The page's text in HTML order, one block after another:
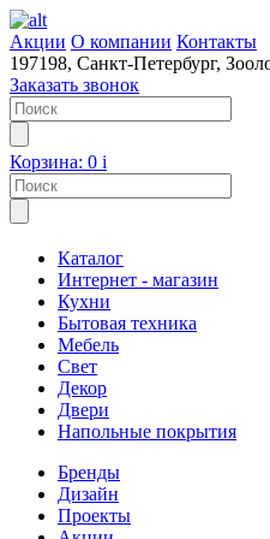
Акции О компании Контакты
197198, Санкт-Петербург,
Заказать звонок
Корзина: 0 i
Каталог
Интернет - магазин
Кухни
Бытовая техника
Мебель
Свет
Декор
Двери
Напольные покрытия
Бренды
Дизайн
Проекты